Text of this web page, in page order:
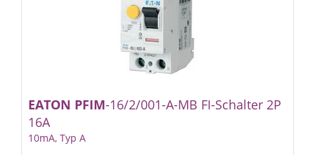
EATON PFIM-16/2/001-A-MB FI-Schalter 2P
16A
10mA, Typ A